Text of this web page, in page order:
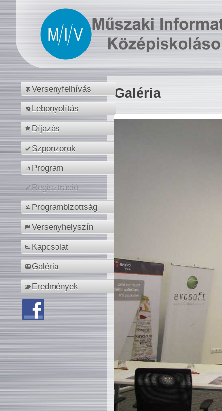
Versenyfelhívás
Lebonyolítás
Díjazás
Szponzorok
Program
Regisztráció
Programbizottság
Versenyhelyszín
Kapcsolat
Galéria
Eredmények
Galéria